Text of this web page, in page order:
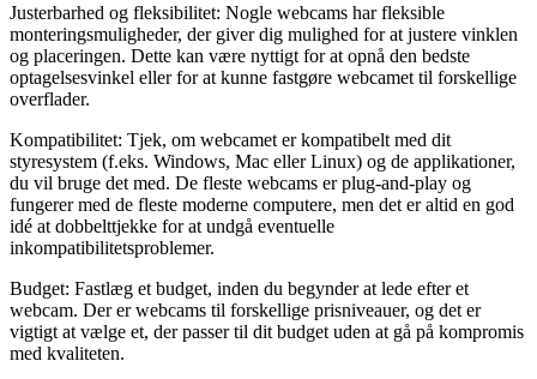
Justerbarhed og fleksibilitet: Nogle webcams har fleksible
monteringsmuligheder, der giver dig mulighed for at justere vinklen
og placeringen. Dette kan være nyttigt for at opnå den bedste
optagelsesvinkel eller for at kunne fastgøre webcamet til forskellige
overflader.
Kompatibilitet: Tjek, om webcamet er kompatibelt med dit
styresystem (f.eks. Windows, Mac eller Linux) og de applikationer,
du vil bruge det med. De fleste webcams er plug-and-play og
fungerer med de fleste moderne computere, men det er altid en god
idé at dobbelttjekke for at undgå eventuelle
inkompatibilitetsproblemer.
Budget: Fastlæg et budget, inden du begynder at lede efter et
webcam. Der er webcams til forskellige prisniveauer, og det er
vigtigt at vælge et, der passer til dit budget uden at gå på kompromis
med kvaliteten.